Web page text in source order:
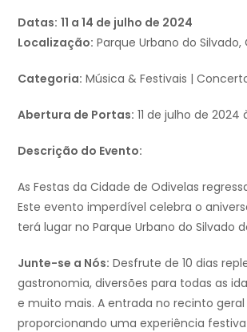
Datas: 11 a 14 de julho de 2024
Localização: Parque Urbano do Silvado,
Categoria: Música & Festivais |
Abertura de Portas: 11 de julho de 2024
Descrição do Evento:
As Festas da Cidade de Odivelas
Este evento imperdível celebra o
terá lugar no Parque Urbano do Silvado
Junte-se a Nós: Desfrute de 10 dias
gastronomia, diversões para todas as
e muito mais. A entrada no recinto
proporcionando uma experiência